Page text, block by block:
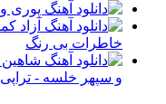
خاطرات بی رنگ
و سپهر خلسه - تراپی